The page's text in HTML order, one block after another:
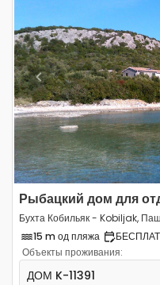
Previous
Рыбацкий дом для
Бухта Кобильяк - Kobiljak,
15 m од пляжа
Объекты проживания:
Двухкомнатный дом
ДОМ K-11391